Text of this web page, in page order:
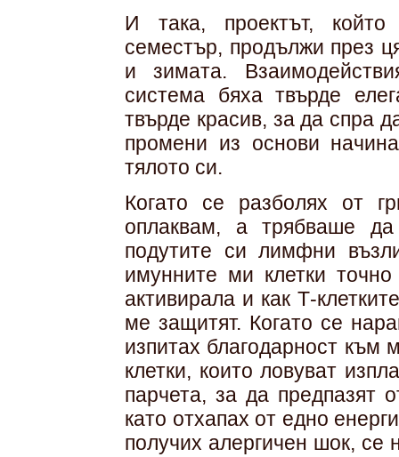
И така, проектът,
семестър, продължи през
и зимата.
система бяха твърде
твърде красив, за да спра
промени из основи
тялото си.
Когато се разболях от
оплаквам, а трябваше
подутите си лимфни
имунните ми клетки
активирала и как Т-
ме защитят. Когато се
изпитах благодарност към
клетки, които ловуват
парчета, за да предпазят
като отхапах от едно
получих алергичен шок, се